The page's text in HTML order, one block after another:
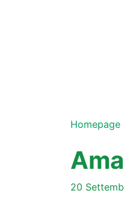
Homepage
20